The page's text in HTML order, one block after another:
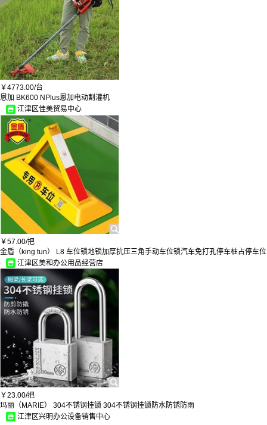
￥4773.00/台
恩加 BK600 NPlus恩加电动割灌机
江津区佳美贸易中心
￥57.00/把
金盾（king tun） L8 车位锁地锁加厚抗压三角手动车位锁汽车免打孔停车桩占停车
江津区美和办公用品经营店
￥23.00/把
玛丽（MARIE） 304不锈钢挂锁 304不锈钢挂锁防水防锈防雨
江津区兴明办公设备销售中心